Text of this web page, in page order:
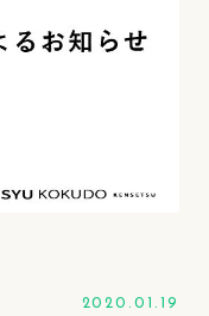
2020.01.19